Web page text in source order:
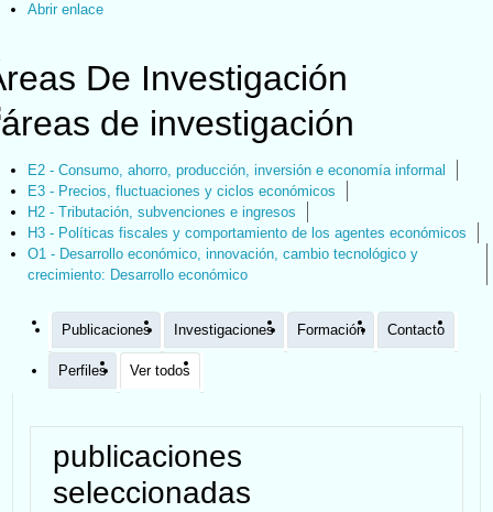
Abrir enlace
De Investigación
E2 - Consumo, ahorro, producción, inversión e economía informal
E3 - Precios, fluctuaciones y ciclos económicos
H2 - Tributación, subvenciones e ingresos
H3 - Políticas fiscales y comportamiento de los agentes económicos
O1 - Desarrollo económico, innovación, cambio tecnológico y
crecimiento: Desarrollo económico
Publicaciones Investigaciones Formación Contacto
Perfiles Ver todos
publicaciones
seleccionadas